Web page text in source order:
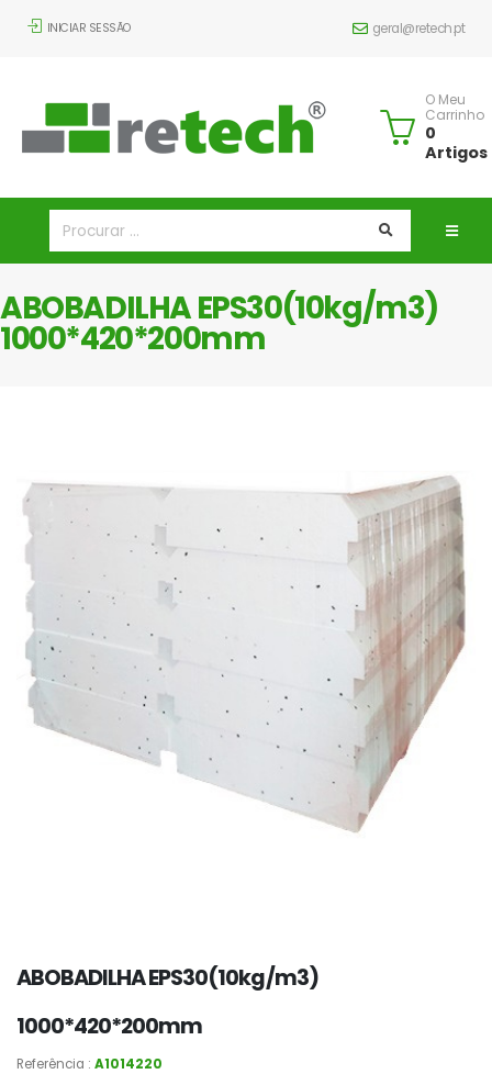
INICIAR SESSÃO geral@retech.pt
O Meu
Carrinho
0
Artigos
ABOBADILHA EPS30(10kg/m3)
1000*420*200mm
ABOBADILHA EPS30(10kg/m3)
1000*420*200mm
Referência : A1014220